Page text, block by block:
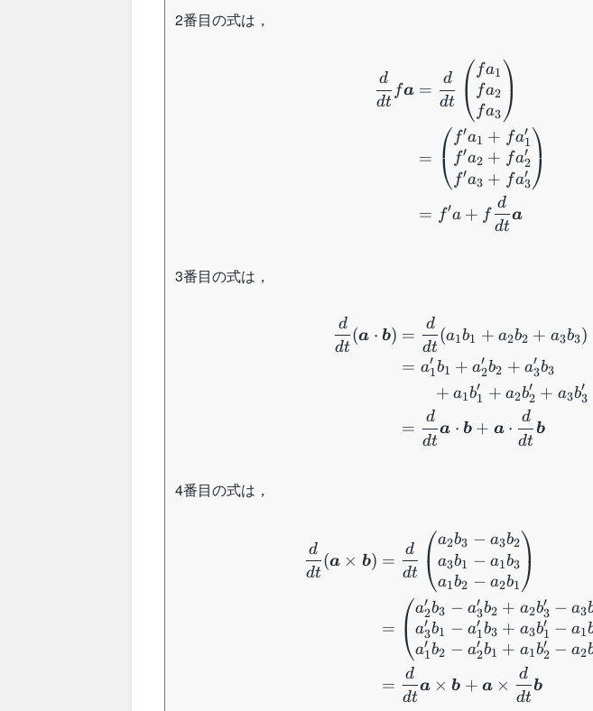
2番目の式は，
dt
d
fa =
dt
d
⎝
⎛ fa1
fa2
fa3⎠
⎞
= ⎝
⎛ f′a1 + fa1
′
f′a2 + fa2
′
f′a3 + fa3
′ ⎠
⎞
= f′a + f
dt
d
a
3番目の式は，
dt
d
(a ⋅ b) =
dt
d
(a1b1 + a2b2 + a3b3)
= a1
′ b1 + a2
′ b2 + a3
′ b3
+ a1b1
′ + a2b2
′ + a3b3
′
=
dt
d
a ⋅ b + a ⋅
dt
d
b
4番目の式は，
dt
d
(a × b) =
dt
d
⎝
⎛a2b3 − a3b2
a3b1 − a1b3
a1b2 − a2b1⎠
⎞
= ⎝
⎛a2
′ b3 − a3
′ b2 + a2b3
′ − a3
a3
′ b1 − a1
′ b3 + a3b1
′ − a1
a1
′ b2 − a2
′ b1 + a1b2
′ − a2
=
dt
d
a × b + a ×
dt
d
b